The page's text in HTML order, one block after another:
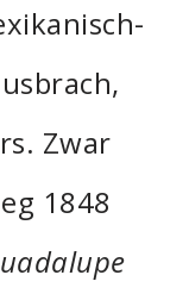
Zwar
1848